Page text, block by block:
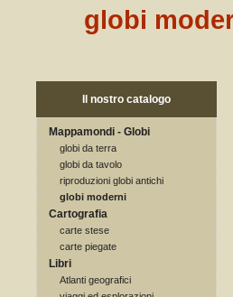
globi
Il nostro catalogo
Mappamondi - Globi
globi da terra
globi da tavolo
riproduzioni globi antichi
globi moderni
Cartografia
carte stese
carte piegate
Libri
Atlanti geografici